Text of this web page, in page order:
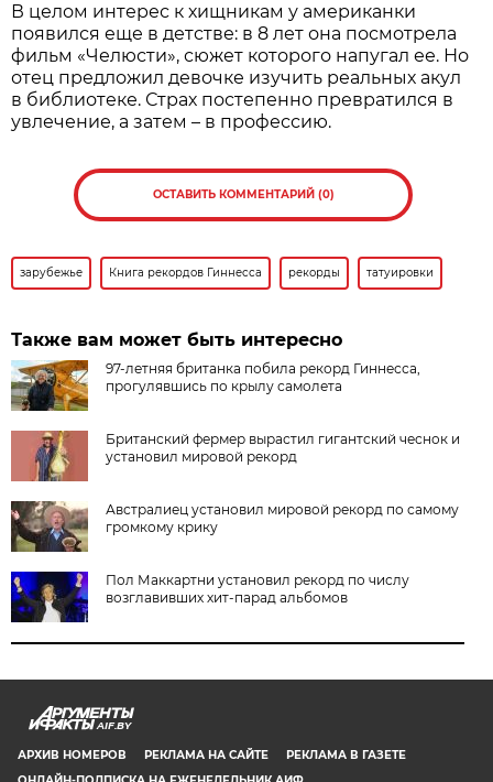
В целом интерес к хищникам у американки
появился еще в детстве: в 8 лет она посмотрела
фильм «Челюсти», сюжет которого напугал ее. Но
отец предложил девочке изучить реальных акул
в библиотеке. Страх постепенно превратился в
увлечение, а затем – в профессию.
ОСТАВИТЬ КОММЕНТАРИЙ (0)
зарубежье Книга рекордов Гиннесса рекорды татуировки
Также вам может быть интересно
97-летняя британка побила рекорд Гиннесса,
прогулявшись по крылу самолета
Британский фермер вырастил гигантский чеснок и
установил мировой рекорд
Австралиец установил мировой рекорд по самому
громкому крику
Пол Маккартни установил рекорд по числу
возглавивших хит-парад альбомов
AIF.BY
АРХИВ НОМЕРОВ РЕКЛАМА НА САЙТЕ
РЕКЛАМА В ГАЗЕТЕ